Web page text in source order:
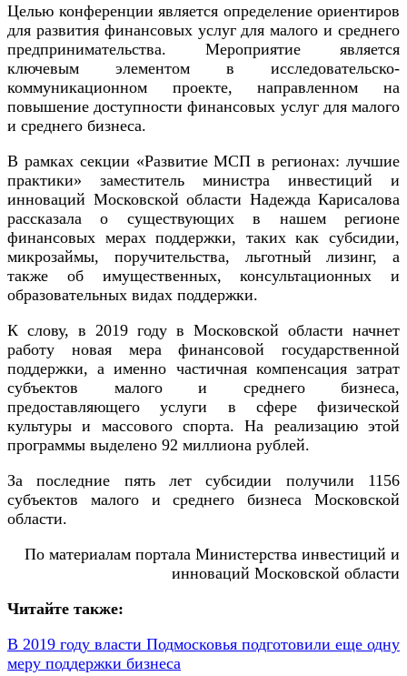
Целью конференции является определение ориентиров
для развития финансовых услуг для малого и среднего
предпринимательства. Мероприятие является
ключевым элементом в исследовательско-
коммуникационном проекте, направленном на
повышение доступности финансовых услуг для малого
и среднего бизнеса.
В рамках секции «Развитие МСП в регионах: лучшие
практики» заместитель министра инвестиций и
инноваций Московской области Надежда Карисалова
рассказала о существующих в нашем регионе
финансовых мерах поддержки, таких как субсидии,
микрозаймы, поручительства, льготный лизинг, а
также об имущественных, консультационных и
образовательных видах поддержки.
К слову, в 2019 году в Московской области начнет
работу новая мера финансовой государственной
поддержки, а именно частичная компенсация затрат
субъектов малого и среднего бизнеса,
предоставляющего услуги в сфере физической
культуры и массового спорта. На реализацию этой
программы выделено 92 миллиона рублей.
За последние пять лет субсидии получили 1156
субъектов малого и среднего бизнеса Московской
области.
По материалам портала Министерства инвестиций и
инноваций Московской области
Читайте также:
В 2019 году власти Подмосковья подготовили еще одну
меру поддержки бизнеса